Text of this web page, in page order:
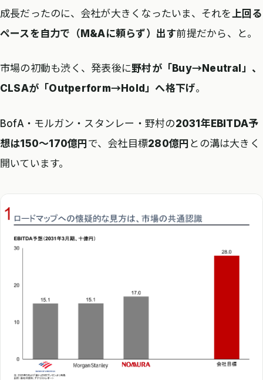
成長だったのに、会社が大きくなったいま、それを 上回る
ペースを自力で（M&Aに頼らず）出す前提だから、と。
市場の初動も渋く、発表後に野村が「Buy→Neutral」、
CLSAが「Outperform→Hold」へ格下げ。
BofA・モルガン・スタンレー・野村の2031年EBITDA予
想は150〜170億円 で、会社目標280億円 との溝は大きく
開いています。